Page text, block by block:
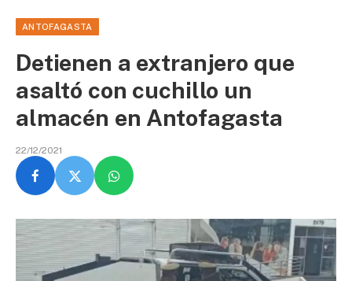
ANTOFAGASTA
Detienen a extranjero que
asaltó con cuchillo un
almacén en Antofagasta
22/12/2021